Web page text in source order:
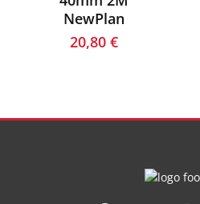
NewPlan
20,80 €